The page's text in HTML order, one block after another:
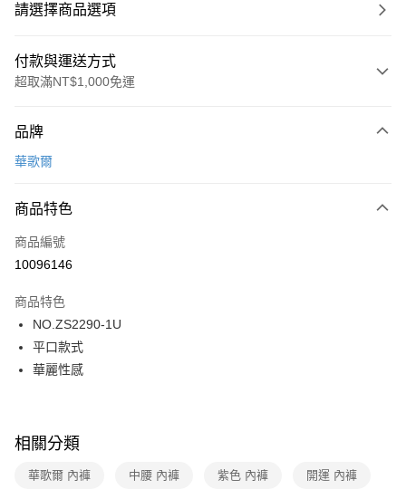
請選擇商品選項
付款與運送方式
超取滿NT$1,000免運
信用卡一次付款
LINE Pay
街口支付
運送方式
全家取貨付款
每筆NT$80，滿NT$1,000(含以上)免運費
每筆NT$80，滿NT$1,000(含以上)免運費
7-11取貨付款
品牌
華歌爾
商品特色
商品編號
10096146
商品特色
NO.ZS2290-1U
平口款式
華麗性感
相關分類
華歌爾 內褲 中腰 內褲 紫色 內褲 開運 內褲